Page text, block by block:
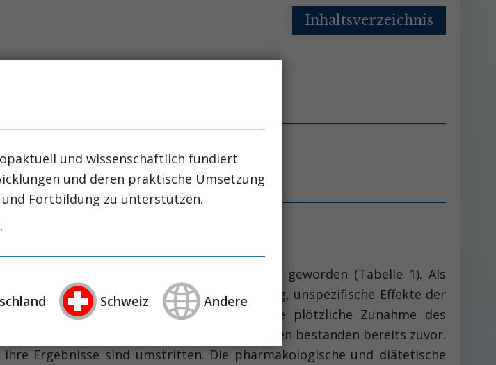
Inhaltsverzeichnis
Industriestaaten zur Massenerkrankung geworden (Tabelle 1). Als
fett- und kohlenhydratreicher Ernährung, unspezifische Effekte der
diskutiert. Externe Faktoren für die plötzliche Zunahme des
denn viele dieser Lebensstilfaktoren bestanden bereits zuvor.
Ergebnisse sind umstritten. Die pharmakologische und diätetische
und wissenschaftlich fundiert
und deren praktische Umsetzung
Fortbildung zu unterstützen.
Schweiz Andere